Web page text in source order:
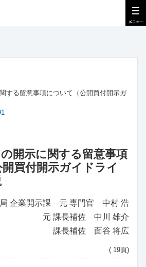
する留意事項について（公開買付開示ガ
の開示に関する留意事項
買付開示ガイドライ
局 企業開示課 元 専門官 中村 浩
元 課長補佐 中川 雄介
課長補佐 面谷 将広
( 19頁)